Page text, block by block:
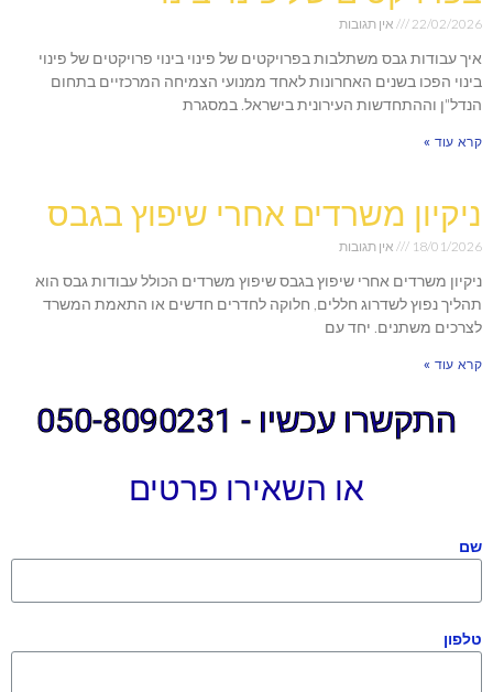
22/02/2026 אין תגובות
איך עבודות גבס משתלבות בפרויקטים של פינוי בינוי פרויקטים של פינוי
בינוי הפכו בשנים האחרונות לאחד ממנועי הצמיחה המרכזיים בתחום
הנדל"ן וההתחדשות העירונית בישראל. במסגרת
קרא עוד »
ניקיון משרדים אחרי שיפוץ בגבס
18/01/2026 אין תגובות
ניקיון משרדים אחרי שיפוץ בגבס שיפוץ משרדים הכולל עבודות גבס הוא
תהליך נפוץ לשדרוג חללים, חלוקה לחדרים חדשים או התאמת המשרד
לצרכים משתנים. יחד עם
קרא עוד »
התקשרו עכשיו - 050-8090231
או השאירו פרטים
שם
טלפון